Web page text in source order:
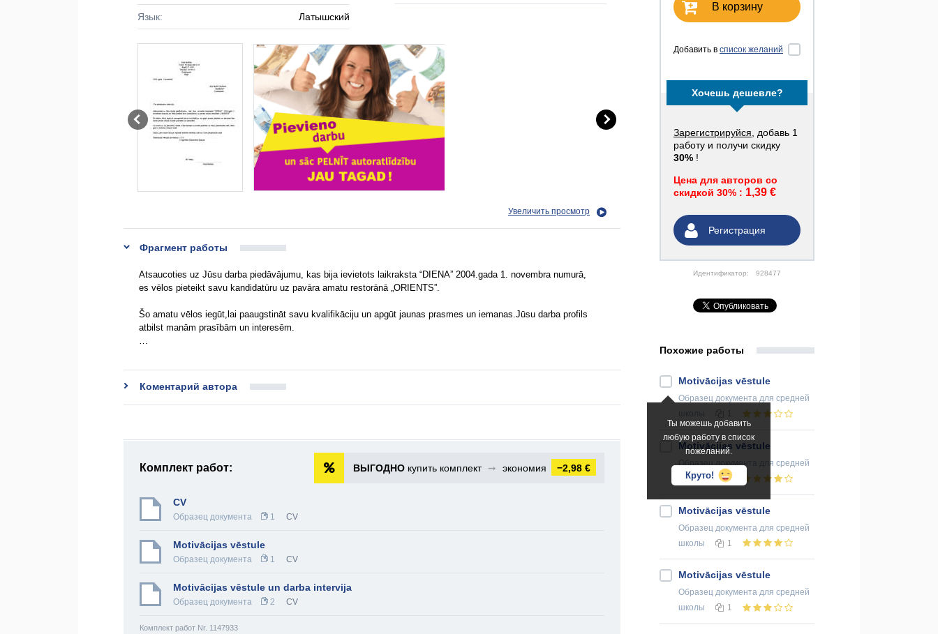
В корзину
Добавить в список желаний
Хочешь дешевле?
Зарегистрируйся , добавь 1
работу и получи скидку
30% !
Цена для авторов со
скидкой 30% : 1,39 €
Регистрация
Идентификатор: 928477
Язык: Латышский
Увеличить просмотр
Фрагмент работы
Atsaucoties uz Jūsu darba piedāvājumu, kas bija ievietots laikraksta “DIENA” 2004.gada 1. novembra numurā,
es vēlos pieteikt savu kandidatūru uz pavāra amatu restorānā „ORIENTS”.
Šo amatu vēlos iegūt,lai paaugstināt savu kvalifikāciju un apgūt jaunas prasmes un iemanas.Jūsu darba profils
atbilst manām prasībām un interesēm.
…
Коментарий автора
Комплект работ: ВЫГОДНО купить комплект ➞ экономия −2,98 €
CV
Образец документа 1 CV
Motivācijas vēstule
Образец документа 1 CV
Motivācijas vēstule un darba intervija
Образец документа 2 CV
Комплект работ Nr. 1147933
Похожие работы
Ты можешь добавить
любую работу в список
пожеланий.
Круто!
Motivācijas vēstule
Образец документа для средней
Motivācijas vēstule
Образец документа
для средней
школы
1
Motivācijas vēstule
Образец документа для средней
школы
1
Motivācijas vēstule
Образец документа для средней
школы
1